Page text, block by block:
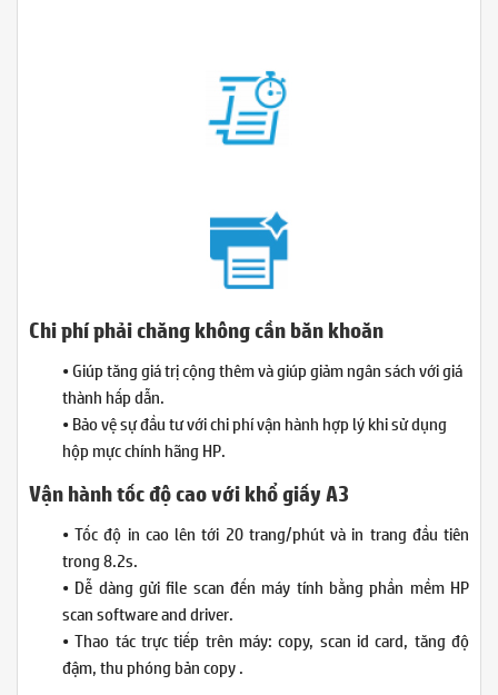
Chi phí phải chăng không cần băn khoăn
• Giúp tăng giá trị cộng thêm và giúp giảm ngân sách với giá
thành hấp dẫn.
• Bảo vệ sự đầu tư với chi phí vận hành hợp lý khi sử dụng
hộp mực chính hãng HP.
Vận hành tốc độ cao với khổ giấy A3
• Tốc độ in cao lên tới 20 trang/phút và in trang đầu tiên
trong 8.2s.
• Dễ dàng gửi file scan đến máy tính bằng phần mềm HP
scan software and driver.
• Thao tác trực tiếp trên máy: copy, scan id card, tăng độ
đậm, thu phóng bản copy .